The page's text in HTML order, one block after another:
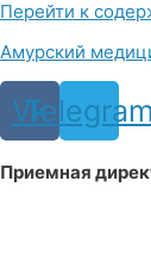
Перейти к
Амурский
Vk
Telegram
Приемная